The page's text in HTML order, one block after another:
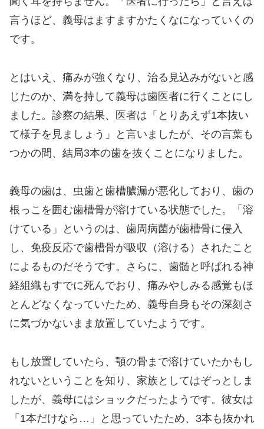
言うほど、義母はますますかたくなになっていくの
です。
とはいえ、痛みが強くなり、治る見込みがないと感
じたのか、満を持して義母は歯医者に行くことにし
ました。診察の結果、医者は「とりあえず1本抜い
て様子を見ましょう」と言いましたが、その言葉も
つかの間、結局3本の歯を抜くことになりました。
義母の歯は、虫歯と歯槽膿漏が悪化しており、歯の
根っこを囲む歯槽骨が溶けている状態でした。「溶
けている」というのは、歯周病菌が歯槽骨に侵入
し、免疫反応で歯槽骨が吸収（溶ける）されたこと
によるものだそうです。さらに、歯髄と呼ばれる神
経組織もすでに死んでおり、痛みやしみる感覚もほ
とんどなくなっていたため、義母自身もその深刻さ
に気づかないまま放置していたようです。
もし放置していたら、顎の骨まで溶けていたかもし
れないということを知り、家族としてはぞっとしま
したが、義母にはショックだったようです。彼女は
「1本だけなら…」と思っていたため、3本も抜かれ